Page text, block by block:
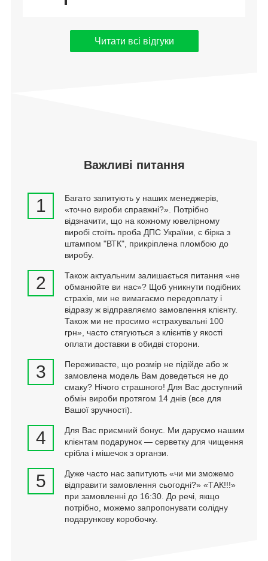
Читати всі відгуки
Важливі питання
1
Багато запитують у наших менеджерів,
«точно вироби справжні?». Потрібно
відзначити, що на кожному ювелірному
виробі стоїть проба ДПС України, є бірка з
штампом "ВТК", прикріплена пломбою до
виробу.
2
Також актуальним залишається питання «не
обманюйте ви нас»? Щоб уникнути подібних
страхів, ми не вимагаємо передоплату і
відразу ж відправляємо замовлення клієнту.
Також ми не просимо «страхувальні 100
грн», часто стягуються з клієнтів у якості
оплати доставки в обидві сторони.
3
Переживаєте, що розмір не підійде або ж
замовлена модель Вам доведеться не до
смаку? Нічого страшного! Для Вас доступний
обмін вироби протягом 14 днів (все для
Вашої зручності).
4
Для Вас приємний бонус. Ми даруємо нашим
клієнтам подарунок — серветку для чищення
срібла і мішечок з органзи.
5
Дуже часто нас запитують «чи ми зможемо
відправити замовлення сьогодні?» «ТАК!!!»
при замовленні до 16:30. До речі, якщо
потрібно, можемо запропонувати солідну
подарункову коробочку.